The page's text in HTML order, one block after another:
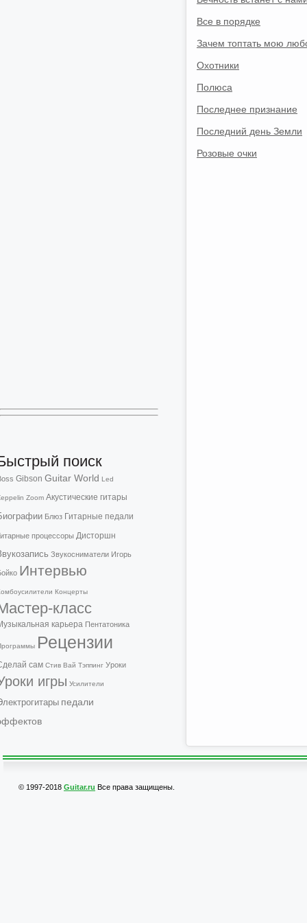
поиск
Gibson Guitar World Led
Zoom Акустические гитары
Блюз Гитарные педали
процессоры Дисторшн
Звукосниматели Игорь
Интервью
Концерты
класс
карьера Пентатоника
Рецензии
сам Стив Вай Тэппинг Уроки
игры Усилители
педали
Все в порядке
Зачем топтать мою
Охотники
Полюса
Последнее признание
Последний день Земли
Розовые очки
© 1997-2018 Guitar.ru Все права защищены.